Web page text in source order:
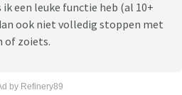
een leuke functie heb (al 10+
ook niet volledig stoppen met
of zoiets.
by Refinery89